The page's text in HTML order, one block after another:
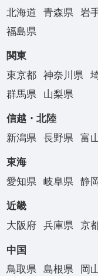
北海道
青森県 岩
福島県
関東
東京都
神奈川県
群馬県
山梨県
信越・北陸
新潟県
長野県 富
東海
愛知県
岐阜県 静
近畿
大阪府
兵庫県 京
中国
鳥取県
島根県 岡